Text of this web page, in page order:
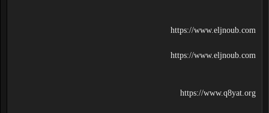
https://www.eljnoub.com
https://www.eljnoub.com
https://www.q8yat.org